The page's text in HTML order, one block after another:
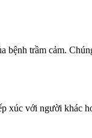
bệnh trầm cảm.
xúc với người khác